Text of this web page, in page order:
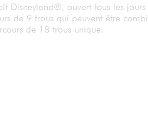
Disneyland®, ouvert tous les
de 9 trous qui peuvent être
de 18 trous unique.